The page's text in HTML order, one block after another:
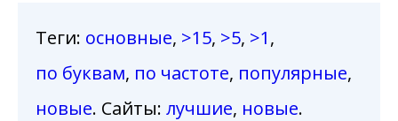
Теги: основные, >15, >5, >1,
по буквам, по частоте, популярные,
новые. Сайты: лучшие, новые.